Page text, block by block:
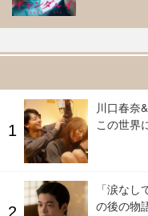
川口春奈
この世界
「涙なし
の後の物